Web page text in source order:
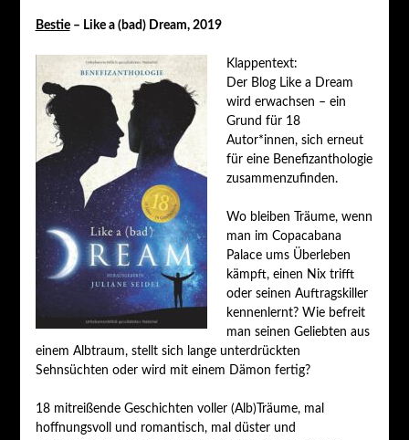
Bestie– Like a (bad) Dream, 2019
Klappentext:
Der Blog Like a Dream
wird erwachsen – ein
Grund für 18
Autor*innen, sich erneut
für eine Benefizanthologie
zusammenzufinden.
Wo bleiben Träume, wenn
man im Copacabana
Palace ums Überleben
kämpft, einen Nix trifft
oder seinen Auftragskiller
kennenlernt? Wie befreit
man seinen Geliebten aus
einem Albtraum, stellt sich lange unterdrückten
Sehnsüchten oder wird mit einem Dämon fertig?
18 mitreißende Geschichten voller (Alb)Träume, mal
hoffnungsvoll und romantisch, mal düster und